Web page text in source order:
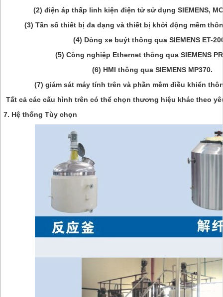
(2) điện áp thấp linh kiện điện tử sử dụng SIEMENS,
(3) Tần số thiết bị đa dạng và thiết bị khởi động mềm
(4) Dòng xe buýt thông qua SIEMENS ET-
(5) Công nghiệp Ethernet thông qua SIEMENS
(6) HMI thông qua SIEMENS MP370.
(7) giám sát máy tính trên và phần mềm điều khiển
Tất cả các cấu hình trên có thể chọn thương hiệu khác theo
7. Hệ thống Tùy chọn